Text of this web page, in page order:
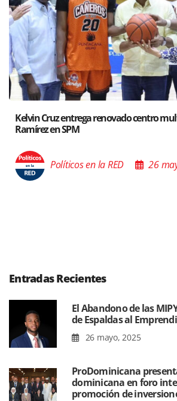
Santiago acoge
Poder de las Buenas
Políticos en la
Entradas Recientes
El Abandono de las
de Espaldas al
26 mayo, 2025
ProDominicana
dominicana en foro
promoción de